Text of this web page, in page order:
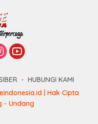
HUBUNGI KAMI
| Hak Cipta
- Undang